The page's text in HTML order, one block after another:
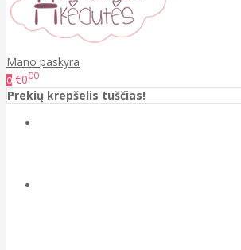
Mano paskyra
0 €000
Prekių krepšelis tuščias!